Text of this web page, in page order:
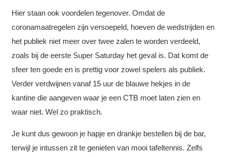
Hier staan ook voordelen tegenover. Omdat de
coronamaatregelen zijn versoepeld, hoeven de wedstrijden en
het publiek niet meer over twee zalen te worden verdeeld,
zoals bij de eerste Super Saturday het geval is. Dat komt de
sfeer ten goede en is prettig voor zowel spelers als publiek.
Verder verdwijnen vanaf 15 uur de blauwe hekjes in de
kantine die aangeven waar je een CTB moet laten zien en
waar niet. Wel zo praktisch.
Je kunt dus gewoon je hapje en drankje bestellen bij de bar,
terwijl je intussen zit te genieten van mooi tafeltennis. Zelfs